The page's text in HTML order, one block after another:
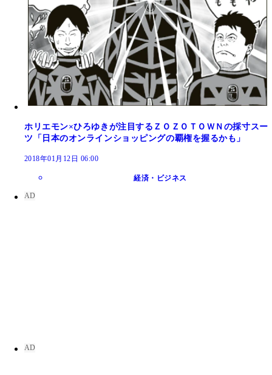
ホリエモン×ひろゆきが注目するＺＯＺＯＴＯＷＮの採寸スー
ツ「日本のオンラインショッピングの覇権を握るかも」
2018年01月12日 06:00
経済・ビジネス